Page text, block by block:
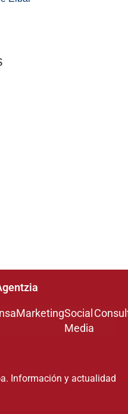
MarketingSocial
Media
Información y actualidad